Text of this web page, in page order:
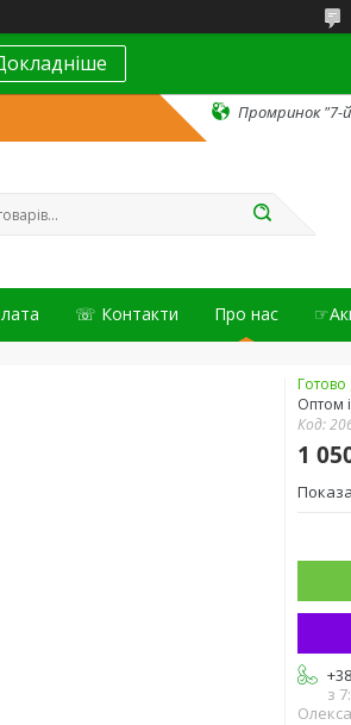
Промринок "7-й
☏ Контакти Про нас
Готово
Оптом
Код:
1
з